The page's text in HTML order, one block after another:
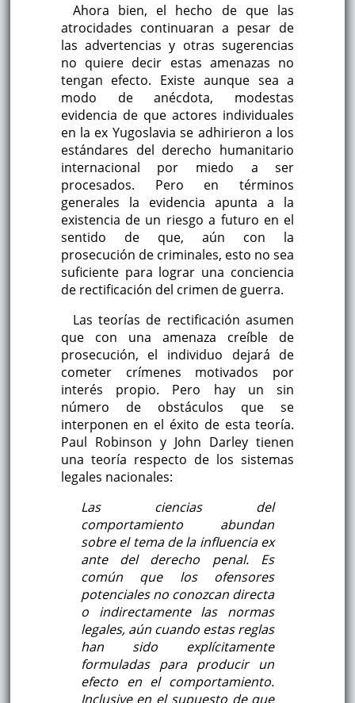
Ahora bien, el hecho de que las
atrocidades continuaran a pesar de
las advertencias y otras sugerencias
no quiere decir estas amenazas no
tengan efecto. Existe aunque sea a
modo de anécdota, modestas
evidencia de que actores individuales
en la ex Yugoslavia se adhirieron a los
estándares del derecho humanitario
internacional por miedo a ser
procesados. Pero en términos
generales la evidencia apunta a la
existencia de un riesgo a futuro en el
sentido de que, aún con la
prosecución de criminales, esto no sea
suficiente para lograr una conciencia
de rectificación del crimen de guerra.
Las teorías de rectificación asumen
que con una amenaza creíble de
prosecución, el individuo dejará de
cometer crímenes motivados por
interés propio. Pero hay un sin
número de obstáculos que se
interponen en el éxito de esta teoría.
Paul Robinson y John Darley tienen
una teoría respecto de los sistemas
legales nacionales:
Las ciencias del
comportamiento abundan
sobre el tema de la influenciaex
antedel derecho penal. Es
común que los ofensores
potenciales no conozcan directa
o indirectamente las normas
legales, aún cuando estas reglas
han sido explícitamente
formuladas para producir un
efecto en el comportamiento.
Inclusive en el supuesto de que